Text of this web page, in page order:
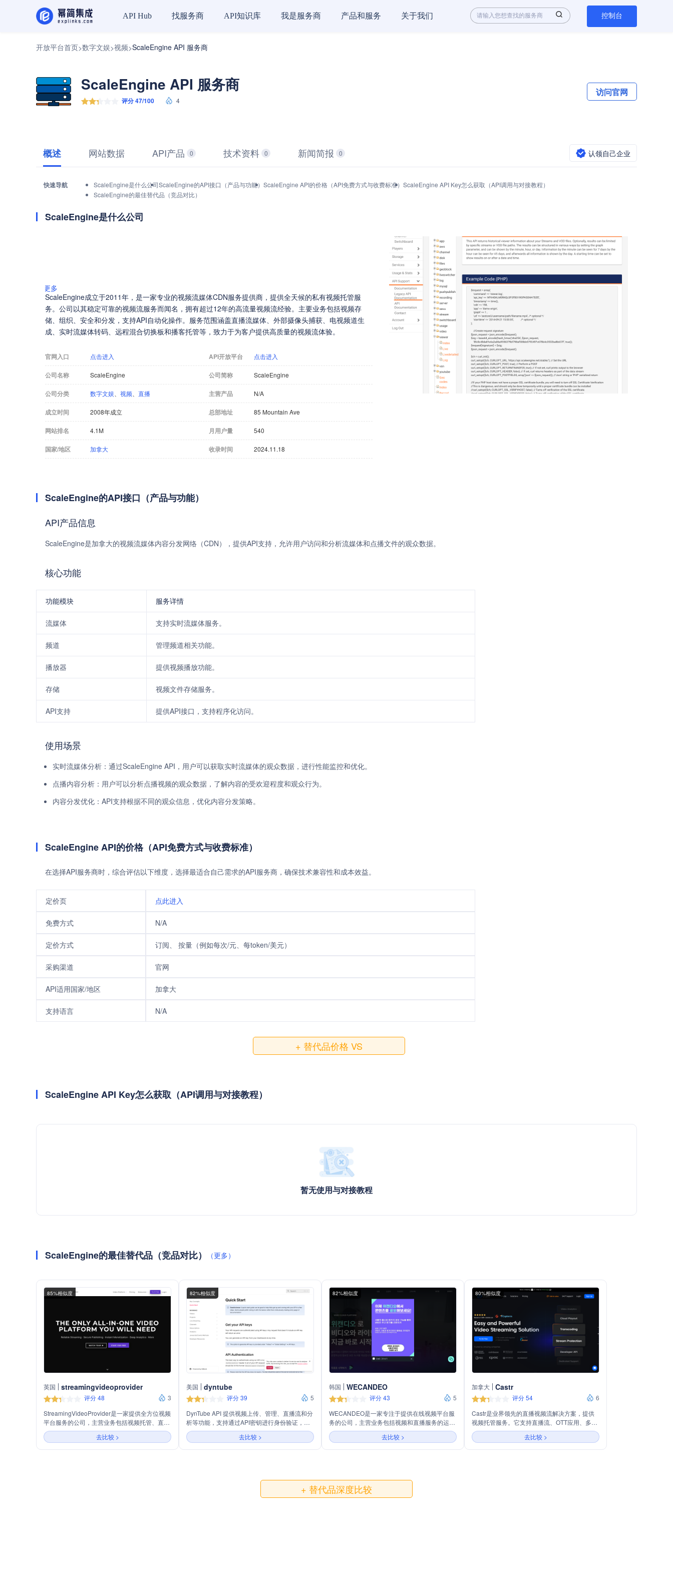
API Hub 找服务商 API知识库 我是服务商 产品和服务 关于我们 控制台
开放平台首页>数字文娱>视频>ScaleEngine API 服务商
ScaleEngine API 服务商
评分 47/100 4
访问官网
概述 网站数据 API产品 0 技术资料 0 新闻简报 0 认领自己企业
快速导航 ScaleEngine是什么公司ScaleEngine的API接口（产品与功能） ScaleEngine API的价格（API免费方式与收费标准） ScaleEngine API Key怎么获取（API调用与对接教程）
ScaleEngine的最佳替代品（竞品对比）
ScaleEngine是什么公司
更多
ScaleEngine成立于2011年，是一家专业的视频流媒体CDN服务提供商，提供全天候的私有视频托管服
务。公司以其稳定可靠的视频流服务而闻名，拥有超过12年的高流量视频流经验。主要业务包括视频存
储、组织、安全和分发，支持API自动化操作。服务范围涵盖直播流媒体、外部摄像头捕获、电视频道生
成、实时流媒体转码、远程混合切换板和播客托管等，致力于为客户提供高质量的视频流体验。
官网入口 点击进入 API开放平台 点击进入
公司名称 ScaleEngine 公司简称 ScaleEngine
公司分类 数字文娱 视频 直播 主营产品 N/A
成立时间 2008年成立 总部地址 85 Mountain Ave
网站排名 4.1M 月用户量 540
国家/地区 加拿大 收录时间 2024.11.18
ScaleEngine的API接口（产品与功能）
API产品信息
ScaleEngine是加拿大的视频流媒体内容分发网络（CDN），提供API支持，允许用户访问和分析流媒体和点播文件的观众数据。
核心功能
功能模块 服务详情
流媒体 支持实时流媒体服务。
频道 管理频道相关功能。
播放器 提供视频播放功能。
存储 视频文件存储服务。
API支持 提供API接口，支持程序化访问。
使用场景
实时流媒体分析：通过ScaleEngine API，用户可以获取实时流媒体的观众数据，进行性能监控和优化。
点播内容分析：用户可以分析点播视频的观众数据，了解内容的受欢迎程度和观众行为。
内容分发优化：API支持根据不同的观众信息，优化内容分发策略。
ScaleEngine API的价格（API免费方式与收费标准）
在选择API服务商时，综合评估以下维度，选择最适合自己需求的API服务商，确保技术兼容性和成本效益。
定价页 点此进入
免费方式 N/A
定价方式 订阅、 按量（例如每次/元、每token/美元）
采购渠道 官网
API适用国家/地区 加拿大
支持语言 N/A
+ 替代品价格 VS
ScaleEngine API Key怎么获取（API调用与对接教程）
暂无使用与对接教程
ScaleEngine的最佳替代品（竞品对比） （更多）
85%相似度
英国 streamingvideoprovider
评分 48
3
StreamingVideoProvider是一家提供全方位视频
平台服务的公司，主营业务包括视频托管、直播
流媒体服务、多流媒体、视频频道创建、视频调
度、媒体面板等。公司还提供全球视频内容分发
网络（CDN）、安全流媒体、视频播放器、视频
去比较 >
82%相似度
美国 dyntube
评分 39
5
DynTube API 提供视频上传、管理、直播流和分
析等功能，支持通过API密钥进行身份验证，适
用于服务器端和客户端的多种视频处理需求。
去比较 >
82%相似度
韩国 WECANDEO
评分 43
5
WECANDEO是一家专注于提供在线视频平台服
务的公司，主营业务包括视频和直播服务的运营
工具，如视频API、转码、播放器等。公司提供
全面的云视频平台服务，包括上传、转码、媒体
资产管理、播放器、安全、视频托管和分析等，
去比较 >
80%相似度
加拿大 Castr
评分 54
6
Castr是业界领先的直播视频流解决方案，提供
视频托管服务。它支持直播流、OTT应用、多平
台流、视频托管、视频货币化、IP摄像机流、TV
播放以及低延迟和转码服务。Castr以其用户友
好、功能全面和强大的视频流解决方案而受到企
去比较 >
+ 替代品深度比较